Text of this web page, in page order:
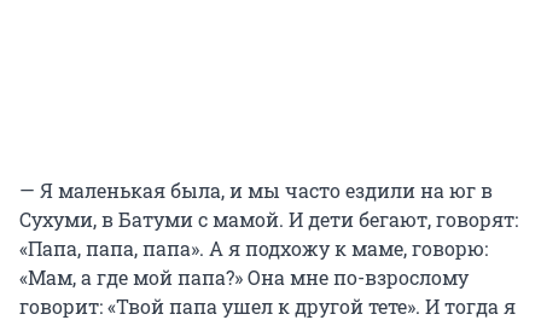
— Я маленькая была, и мы часто ездили на юг в
Сухуми, в Батуми с мамой. И дети бегают, говорят:
«Папа, папа, папа». А я подхожу к маме, говорю:
«Мам, а где мой папа?» Она мне по-взрослому
говорит: «Твой папа ушел к другой тете». И тогда я